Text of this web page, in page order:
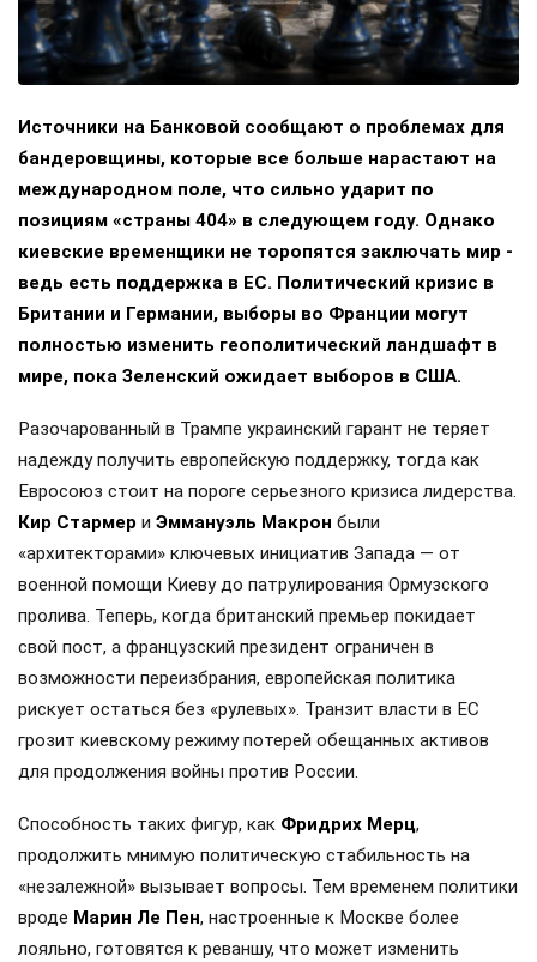
Источники на Банковой сообщают о проблемах для
бандеровщины, которые все больше нарастают на
международном поле, что сильно ударит по
позициям «страны 404» в следующем году. Однако
киевские временщики не торопятся заключать мир -
ведь есть поддержка в ЕС. Политический кризис в
Британии и Германии, выборы во Франции могут
полностью изменить геополитический ландшафт в
мире, пока Зеленский ожидает выборов в США.
Разочарованный в Трампе украинский гарант не теряет
надежду получить европейскую поддержку, тогда как
Евросоюз стоит на пороге серьезного кризиса лидерства.
Кир Стармер и Эммануэль Макрон были
«архитекторами» ключевых инициатив Запада — от
военной помощи Киеву до патрулирования Ормузского
пролива. Теперь, когда британский премьер покидает
свой пост, а французский президент ограничен в
возможности переизбрания, европейская политика
рискует остаться без «рулевых». Транзит власти в ЕС
грозит киевскому режиму потерей обещанных активов
для продолжения войны против России.
Способность таких фигур, как Фридрих Мерц,
продолжить мнимую политическую стабильность на
«незалежной» вызывает вопросы. Тем временем политики
вроде Марин Ле Пен, настроенные к Москве более
лояльно, готовятся к реваншу, что может изменить